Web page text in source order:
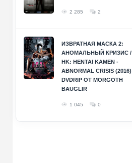
2 285 2
ИЗВРАТНАЯ МАСКА 2:
АНОМАЛЬНЫЙ КРИЗИС /
HK: HENTAI KAMEN -
ABNORMAL CRISIS (2016)
DVDRIP ОТ MORGOTH
BAUGLIR
1 045 0